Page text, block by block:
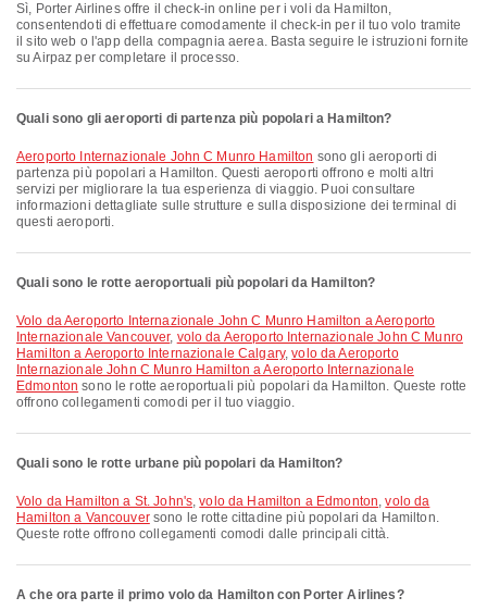
Sì, Porter Airlines offre il check-in online per i voli da Hamilton,
consentendoti di effettuare comodamente il check-in per il tuo volo tramite
il sito web o l'app della compagnia aerea. Basta seguire le istruzioni fornite
su Airpaz per completare il processo.
Quali sono gli aeroporti di partenza più popolari a Hamilton?
Aeroporto Internazionale John C Munro Hamilton sono gli aeroporti di
partenza più popolari a Hamilton. Questi aeroporti offrono e molti altri
servizi per migliorare la tua esperienza di viaggio. Puoi consultare
informazioni dettagliate sulle strutture e sulla disposizione dei terminal di
questi aeroporti.
Quali sono le rotte aeroportuali più popolari da Hamilton?
volo da Aeroporto Internazionale John C Munro Hamilton a Aeroporto
Internazionale Vancouver, volo da Aeroporto Internazionale John C Munro
Hamilton a Aeroporto Internazionale Calgary,volo da Aeroporto
Internazionale John C Munro Hamilton a Aeroporto Internazionale
Edmonton sono le rotte aeroportuali più popolari da Hamilton. Queste rotte
offrono collegamenti comodi per il tuo viaggio.
Quali sono le rotte urbane più popolari da Hamilton?
volo da Hamilton a St. John's,volo da Hamilton a Edmonton,volo da
Hamilton a Vancouversono le rotte cittadine più popolari da Hamilton.
Queste rotte offrono collegamenti comodi dalle principali città.
A che ora parte il primo volo da Hamilton con Porter Airlines?